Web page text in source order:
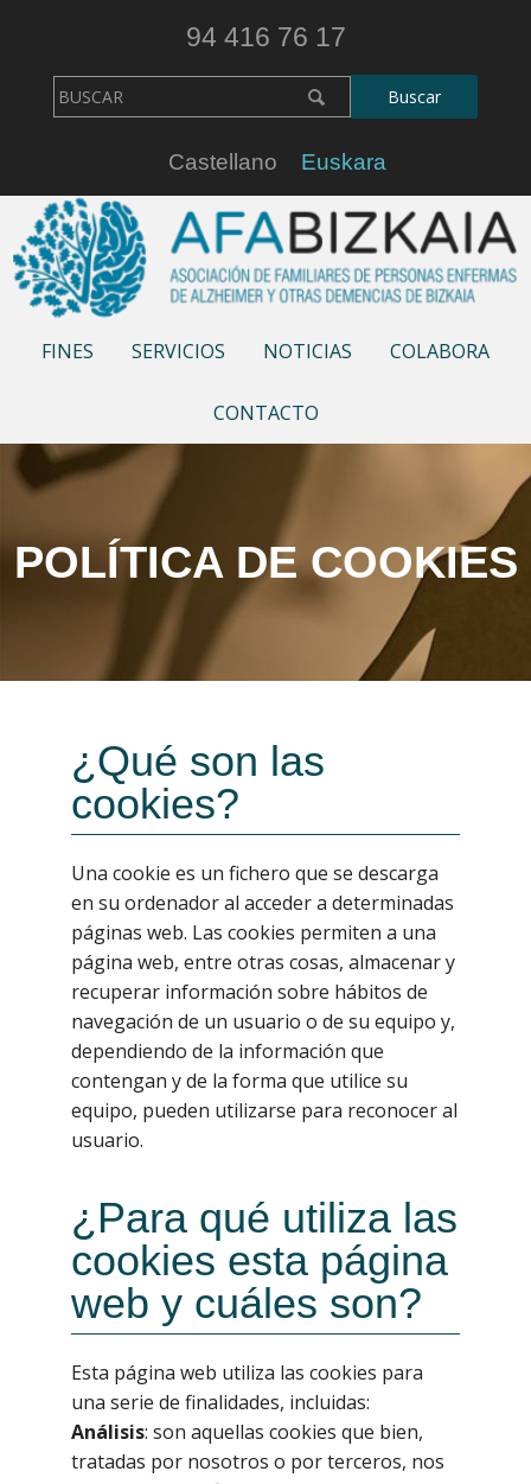
94 416 76 17
Castellano Euskara
FINES SERVICIOS NOTICIAS COLABORA
CONTACTO
POLÍTICA DE COOKIES
¿Qué son las
cookies?
Una cookie es un fichero que se descarga
en su ordenador al acceder a determinadas
páginas web. Las cookies permiten a una
página web, entre otras cosas, almacenar y
recuperar información sobre hábitos de
navegación de un usuario o de su equipo y,
dependiendo de la información que
contengan y de la forma que utilice su
equipo, pueden utilizarse para reconocer al
usuario.
¿Para qué utiliza las
cookies esta página
web y cuáles son?
Esta página web utiliza las cookies para
una serie de finalidades, incluidas:
Análisis: son aquellas cookies que bien,
tratadas por nosotros o por terceros, nos